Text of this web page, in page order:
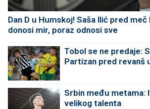
Dan D u Humskoj! Saša Ilić pred
donosi mir, poraz odnosi sve
Tobol se ne predaje:
Partizan pred revanš
Srbin među metama:
velikog talenta